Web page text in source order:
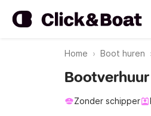
Home Boot huren
Zonder schipper